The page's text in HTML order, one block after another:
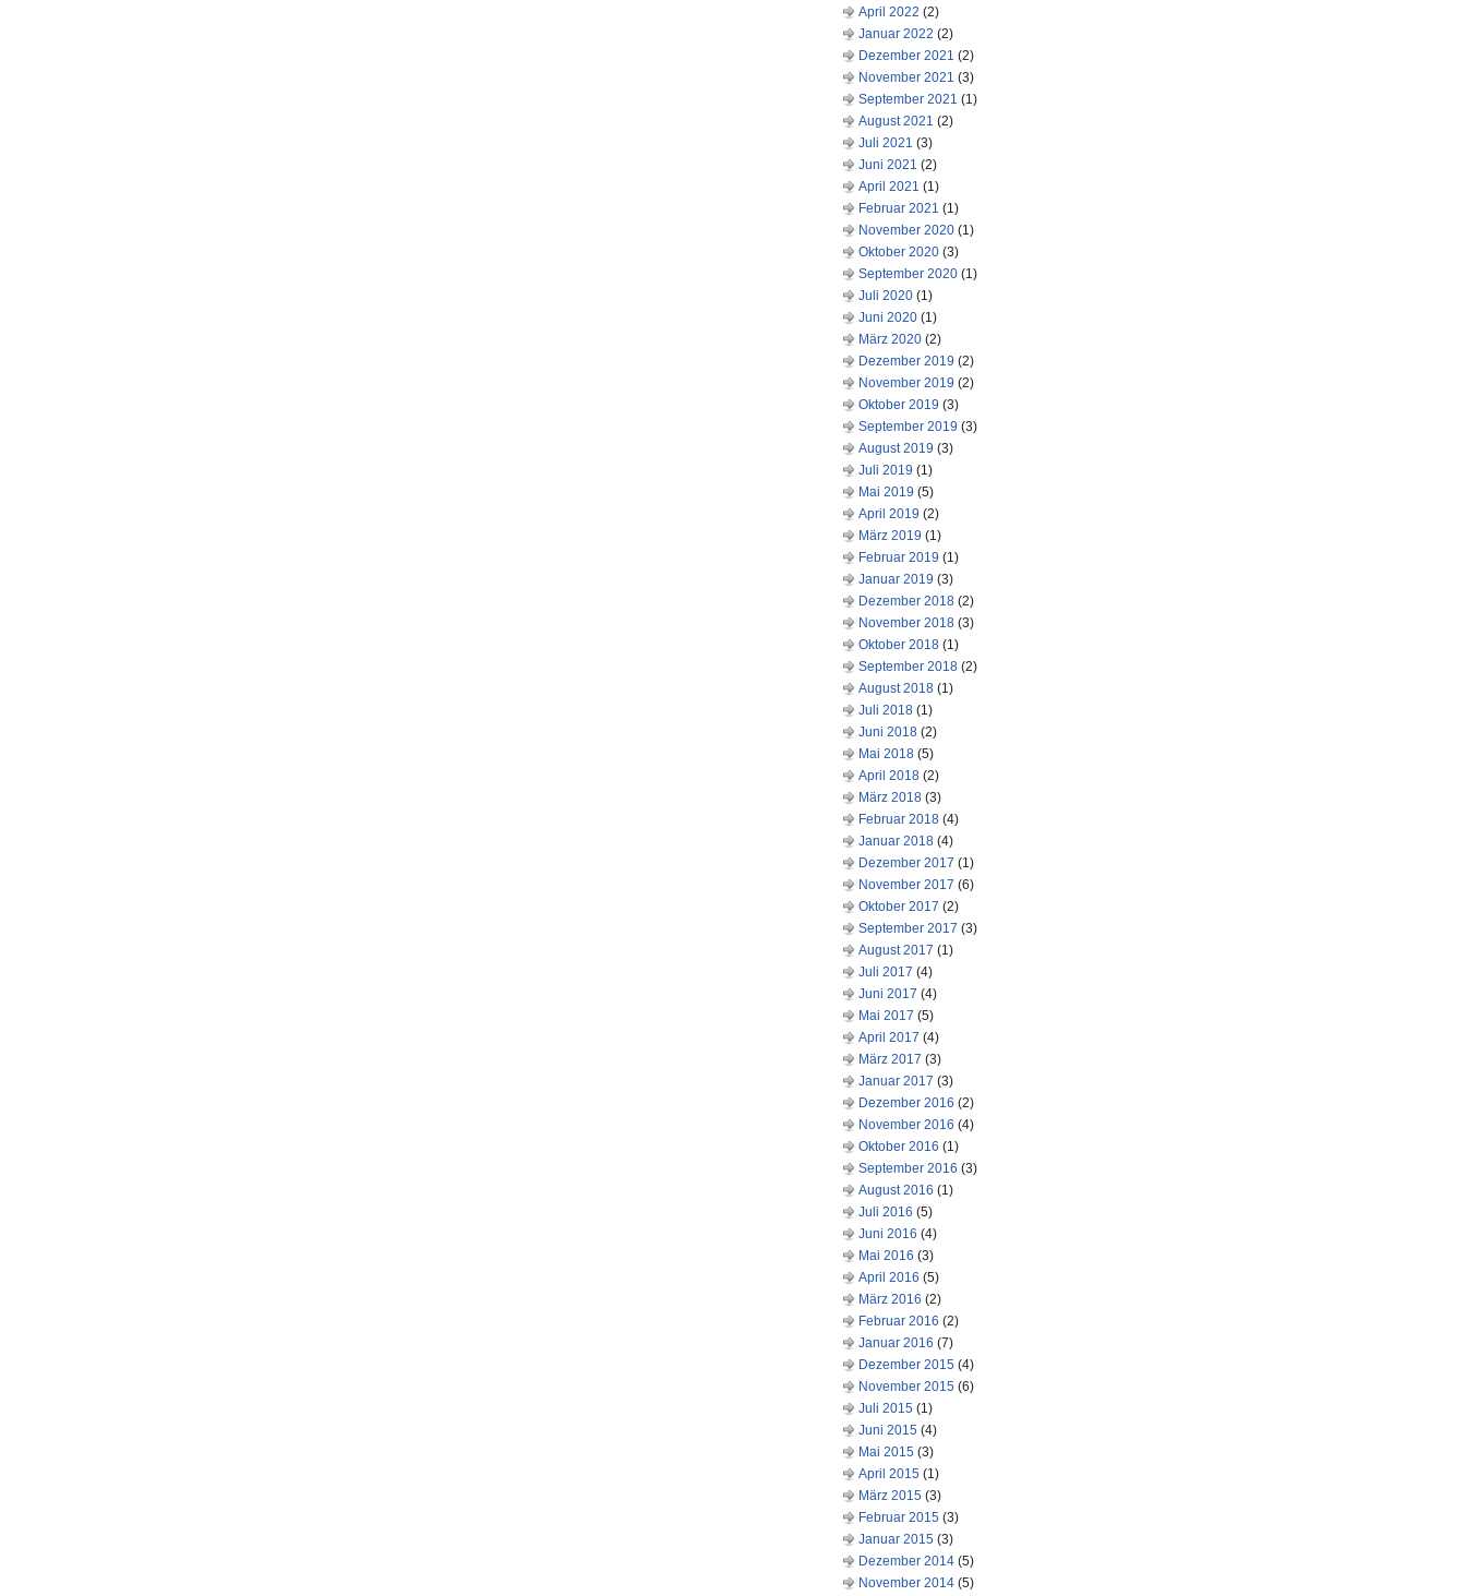
April 2022 (2)
Januar 2022 (2)
Dezember 2021 (2)
November 2021 (3)
September 2021 (1)
August 2021 (2)
Juli 2021 (3)
Juni 2021 (2)
April 2021 (1)
Februar 2021 (1)
November 2020 (1)
Oktober 2020 (3)
September 2020 (1)
Juli 2020 (1)
Juni 2020 (1)
März 2020 (2)
Dezember 2019 (2)
November 2019 (2)
Oktober 2019 (3)
September 2019 (3)
August 2019 (3)
Juli 2019 (1)
Mai 2019 (5)
April 2019 (2)
März 2019 (1)
Februar 2019 (1)
Januar 2019 (3)
Dezember 2018 (2)
November 2018 (3)
Oktober 2018 (1)
September 2018 (2)
August 2018 (1)
Juli 2018 (1)
Juni 2018 (2)
Mai 2018 (5)
April 2018 (2)
März 2018 (3)
Februar 2018 (4)
Januar 2018 (4)
Dezember 2017 (1)
November 2017 (6)
Oktober 2017 (2)
September 2017 (3)
August 2017 (1)
Juli 2017 (4)
Juni 2017 (4)
Mai 2017 (5)
April 2017 (4)
März 2017 (3)
Januar 2017 (3)
Dezember 2016 (2)
November 2016 (4)
Oktober 2016 (1)
September 2016 (3)
August 2016 (1)
Juli 2016 (5)
Juni 2016 (4)
Mai 2016 (3)
April 2016 (5)
März 2016 (2)
Februar 2016 (2)
Januar 2016 (7)
Dezember 2015 (4)
November 2015 (6)
Juli 2015 (1)
Juni 2015 (4)
Mai 2015 (3)
April 2015 (1)
März 2015 (3)
Februar 2015 (3)
Januar 2015 (3)
Dezember 2014 (5)
November 2014 (5)